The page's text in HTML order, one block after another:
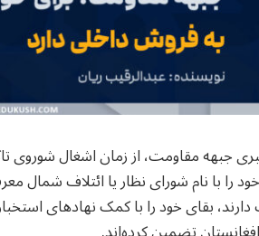
جبهه مقاومت، از زمان اشغال
را با نام شورای نظار یا ائتلاف شمال
بقای خود را با کمک‌ نهادهای